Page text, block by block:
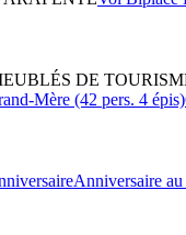
DE
Mère (42 pers. 4 épis)
Anniversaire